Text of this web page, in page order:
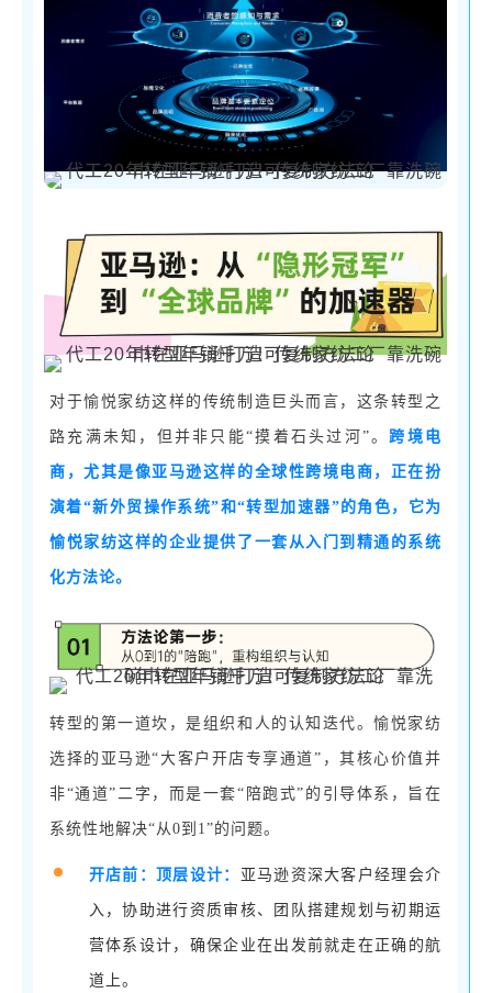
对于愉悦家纺这样的传统制造巨头而言，这条转型之
路充满未知，但并非只能“摸着石头过河”。跨境电
商，尤其是像亚马逊这样的全球性跨境电商，正在扮
演着“新外贸操作系统”和“转型加速器”的角色，它为
愉悦家纺这样的企业提供了一套从入门到精通的系统
化方法论。
转型的第一道坎，是组织和人的认知迭代。愉悦家纺
选择的亚马逊“大客户开店专享通道”，其核心价值并
非“通道”二字，而是一套“陪跑式”的引导体系，旨在
系统性地解决“从0到1”的问题。
开店前：顶层设计： 亚马逊资深大客户经理会介
入，协助进行资质审核、团队搭建规划与初期运
营体系设计，确保企业在出发前就走在正确的航
道上。